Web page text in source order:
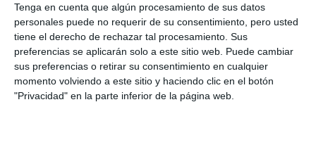
Tenga en cuenta que algún procesamiento de sus datos
personales puede no requerir de su consentimiento, pero usted
tiene el derecho de rechazar tal procesamiento. Sus
preferencias se aplicarán solo a este sitio web. Puede cambiar
sus preferencias o retirar su consentimiento en cualquier
momento volviendo a este sitio y haciendo clic en el botón
"Privacidad" en la parte inferior de la página web.